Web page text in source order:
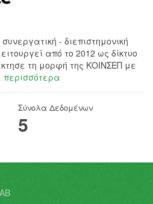
- διεπιστημονική
από το 2012 ως δίκτυο
τη μορφή της ΚΟΙΝΣΕΠ με
περισσότερα
Σύνολα Δεδομένων
5